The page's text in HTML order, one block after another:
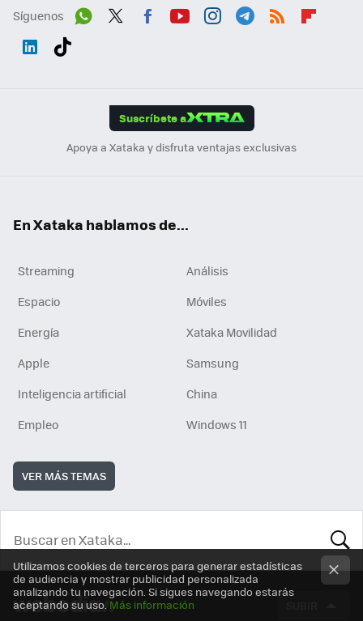
Síguenos
Suscríbete a
Apoya a Xataka y disfruta ventajas exclusivas
En Xataka hablamos de...
Streaming
Análisis
Espacio
Móviles
Energía
Xataka Movilidad
Apple
Samsung
Inteligencia artificial
China
Empleo
Windows 11
VER MÁS TEMAS
Utilizamos cookies de terceros para generar estadísticas
de audiencia y mostrar publicidad personalizada
analizando tu navegación. Si sigues navegando estarás
aceptando su uso. Más información